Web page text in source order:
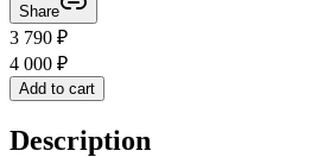
Share
3 790 ₽
4 000 ₽
Add to cart
Description